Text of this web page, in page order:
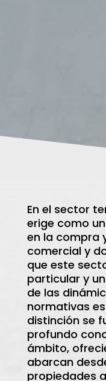
En el sector
erige como
en la compra
comercial y
que este
particular y
de las
normativas
distinción se
profundo
ámbito,
abarcan
propiedades